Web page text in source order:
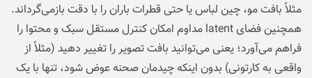
مثلاً بافت مو، چین لباس یا حتی قطرات باران را با دقت بازمی‌گرداند.
همچنین فضای latent مداوم امکان کنترل مستقل سبک و محتوا را
فراهم می‌آورد؛ یعنی می‌توانید بافت تصویر را تغییر دهید (مثلاً از
واقعی به کارتونی) بدون اینکه چیدمان صحنه عوض شود، تنها با یک